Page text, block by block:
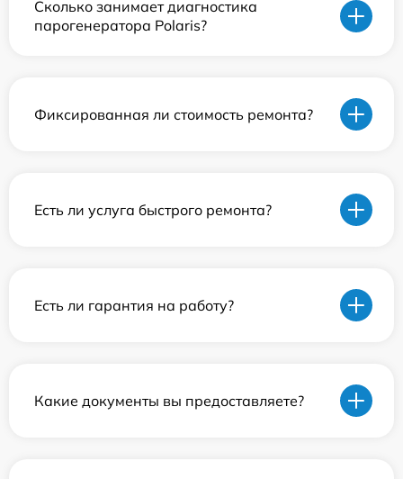
Сколько занимает диагностика
парогенератора Polaris?
Фиксированная ли стоимость ремонта?
Есть ли услуга быстрого ремонта?
Есть ли гарантия на работу?
Какие документы вы предоставляете?